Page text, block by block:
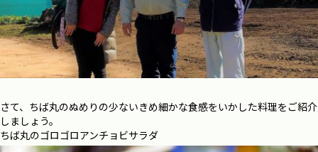
さて、ちば丸のぬめりの少ないきめ細かな食感をいかした料理をご紹介
しましょう。
ちば丸のゴロゴロアンチョビサラダ